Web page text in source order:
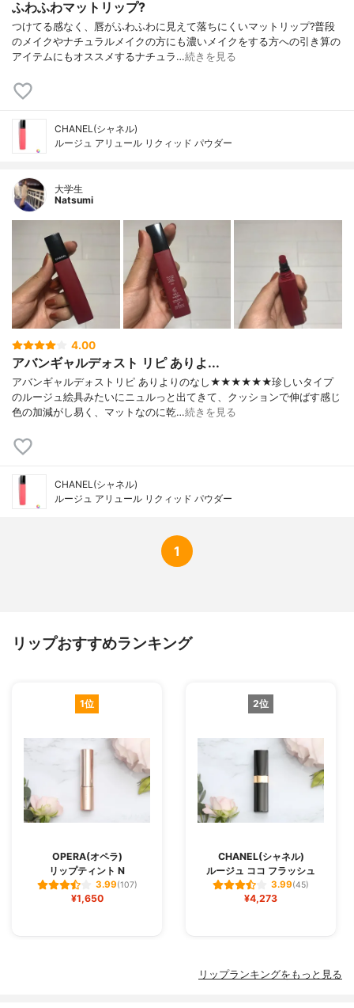
ふわふわマットリップ?
つけてる感なく、唇がふわふわに見えて落ちにくいマットリップ?普段
のメイクやナチュラルメイクの方にも濃いメイクをする方への引き算の
アイテムにもオススメするナチュラ…続きを見る
CHANEL(シャネル)
ルージュ アリュール リクィッド パウダー
大学生
Natsumi
4.00
アバンギャルデォスト リピ ありよ...
アバンギャルデォストリピ ありよりのなし★★★★★★珍しいタイプ
のルージュ絵具みたいにニュルっと出てきて、クッションで伸ばす感じ
色の加減がし易く、マットなのに乾…続きを見る
CHANEL(シャネル)
ルージュ アリュール リクィッド パウダー
1
リップおすすめランキング
1位
OPERA(オペラ)
リップティント N
3.99(107)
¥1,650
2位
CHANEL(シャネル)
ルージュ ココ フラッシュ
3.99(45)
¥4,273
リップランキングをもっと見る